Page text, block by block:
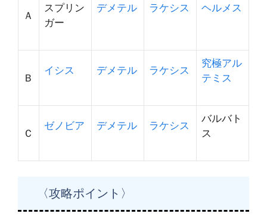
Ａ
スプリン
ガー
デメテル ラケシス ヘルメス
Ｂ
イシス デメテル ラケシス
究極アル
テミス
Ｃ
ゼノビア デメテル ラケシス
バルバト
ス
〈攻略ポイント〉